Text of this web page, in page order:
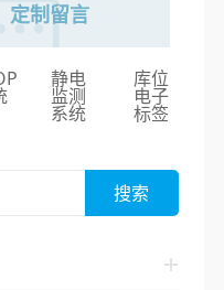
定制留言
静电
监测
系统
库位
电子
标签
搜索